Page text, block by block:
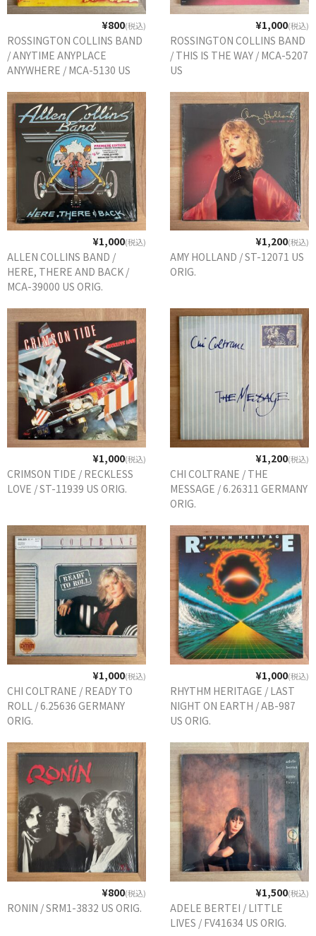
¥800(税込)
ROSSINGTON COLLINS BAND
/ ANYTIME ANYPLACE
ANYWHERE / MCA-5130 US
¥1,000(税込)
ROSSINGTON COLLINS BAND
/ THIS IS THE WAY / MCA-5207
US
¥1,000(税込)
ALLEN COLLINS BAND /
HERE, THERE AND BACK /
MCA-39000 US ORIG.
¥1,200(税込)
AMY HOLLAND / ST-12071 US
ORIG.
¥1,000(税込)
CRIMSON TIDE / RECKLESS
LOVE / ST-11939 US ORIG.
¥1,200(税込)
CHI COLTRANE / THE
MESSAGE / 6.26311 GERMANY
ORIG.
¥1,000(税込)
CHI COLTRANE / READY TO
ROLL / 6.25636 GERMANY
ORIG.
¥1,000(税込)
RHYTHM HERITAGE / LAST
NIGHT ON EARTH / AB-987
US ORIG.
¥800(税込)
RONIN / SRM1-3832 US ORIG.
¥1,500(税込)
ADELE BERTEI / LITTLE
LIVES / FV41634 US ORIG.